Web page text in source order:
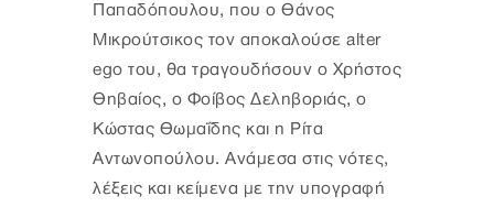
Παπαδόπουλου, που ο Θάνος
Μικρούτσικος τον αποκαλούσε alter
ego του, θα τραγουδήσουν ο Χρήστος
Θηβαίος, ο Φοίβος Δεληβοριάς, ο
Κώστας Θωμαΐδης και η Ρίτα
Αντωνοπούλου. Ανάμεσα στις νότες,
λέξεις και κείμενα με την υπογραφή